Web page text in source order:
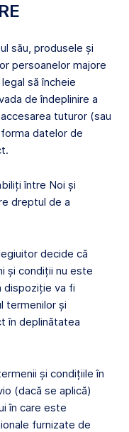
său, produsele și
persoanelor majore
să încheie
de îndeplinire a
tuturor (sau
datelor de
între Noi și
dreptul de a
decide că
și condiții nu este
dispoziție va fi
termenilor și
în deplinătatea
și condițiile în
(dacă se aplică)
în care este
furnizate de